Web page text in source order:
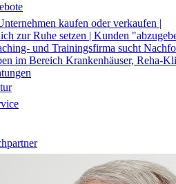
kaufen oder verkaufen |
zur Ruhe setzen | Kunden
und Trainingsfirma sucht
im Bereich Krankenhäuser, Reha-